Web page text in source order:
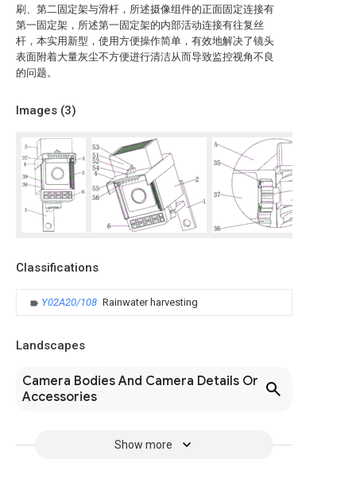
刷、第二固定架与滑杆，所述摄像组件的正面固定连接有
第一固定架，所述第一固定架的内部活动连接有往复丝
杆，本实用新型，使用方便操作简单，有效地解决了镜头
表面附着大量灰尘不方便进行清洁从而导致监控视角不良
的问题。
Images (3)
Classifications
Y02A20/108 Rainwater harvesting
Landscapes
Camera Bodies And Camera Details Or
Accessories
Show more